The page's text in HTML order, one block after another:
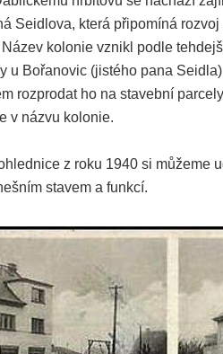
Seidlova, která připomíná rozvoj
kolonie vznikl podle
u Bořanovic (jistého pana
rozprodat ho na stavební
v názvu kolonie.
z roku 1940 si můžeme
stavem a funkcí.